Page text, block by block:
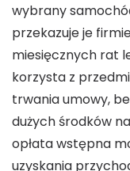
wybrany
przekazuje je
miesięcznych rat
korzysta z
trwania umowy,
dużych środków
opłata wstępna
uzyskania